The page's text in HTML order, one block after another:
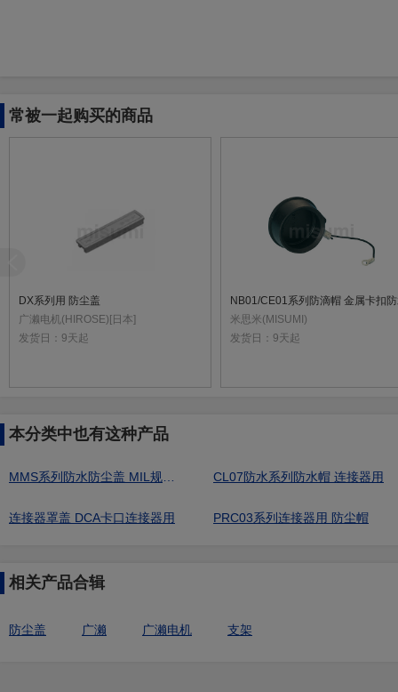
常被一起购买的商品
DX系列用 防尘盖
广濑电机(HIROSE)[日本]
发货日： 9天起
米思米(MISUMI)
发货日： 9天起
本分类中也有这种产品
CL07防水系列防水帽 连接器用
连接器罩盖 DCA卡口连接器用 PRC03系列连接器用 防尘帽
相关产品合辑
防尘盖 广濑 广濑电机 支架